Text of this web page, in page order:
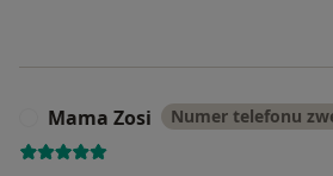
Mama Zosi Numer telefonu